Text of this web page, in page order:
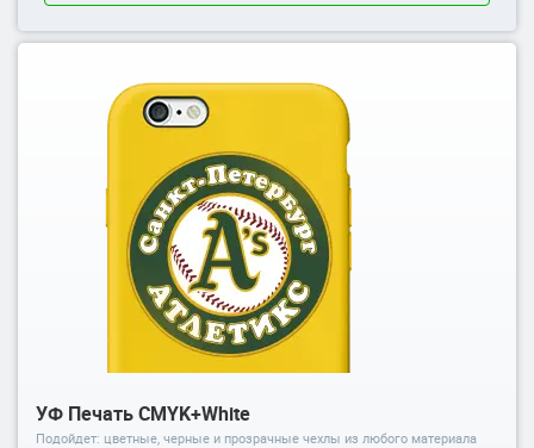
УФ Печать CMYK+White
Подойдет: цветные, черные и прозрачные чехлы из любого материала